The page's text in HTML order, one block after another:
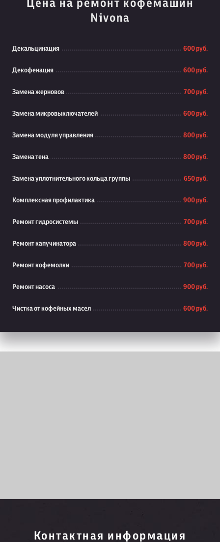
Цена на ремонт кофемашин
Nivona
Декальцинация 600 руб.
Декофенация 600 руб.
Замена жерновов 700 руб.
Замена микровыключателей 600 руб.
Замена модуля управления 800 руб.
Замена тена 800 руб.
Замена уплотнительного кольца группы 650 руб.
Комплексная профилактика 900 руб.
Ремонт гидросистемы 700 руб.
Ремонт капучинатора 800 руб.
Ремонт кофемолки 700 руб.
Ремонт насоса 900 руб.
Чистка от кофейных масел 600 руб.
Контактная информация